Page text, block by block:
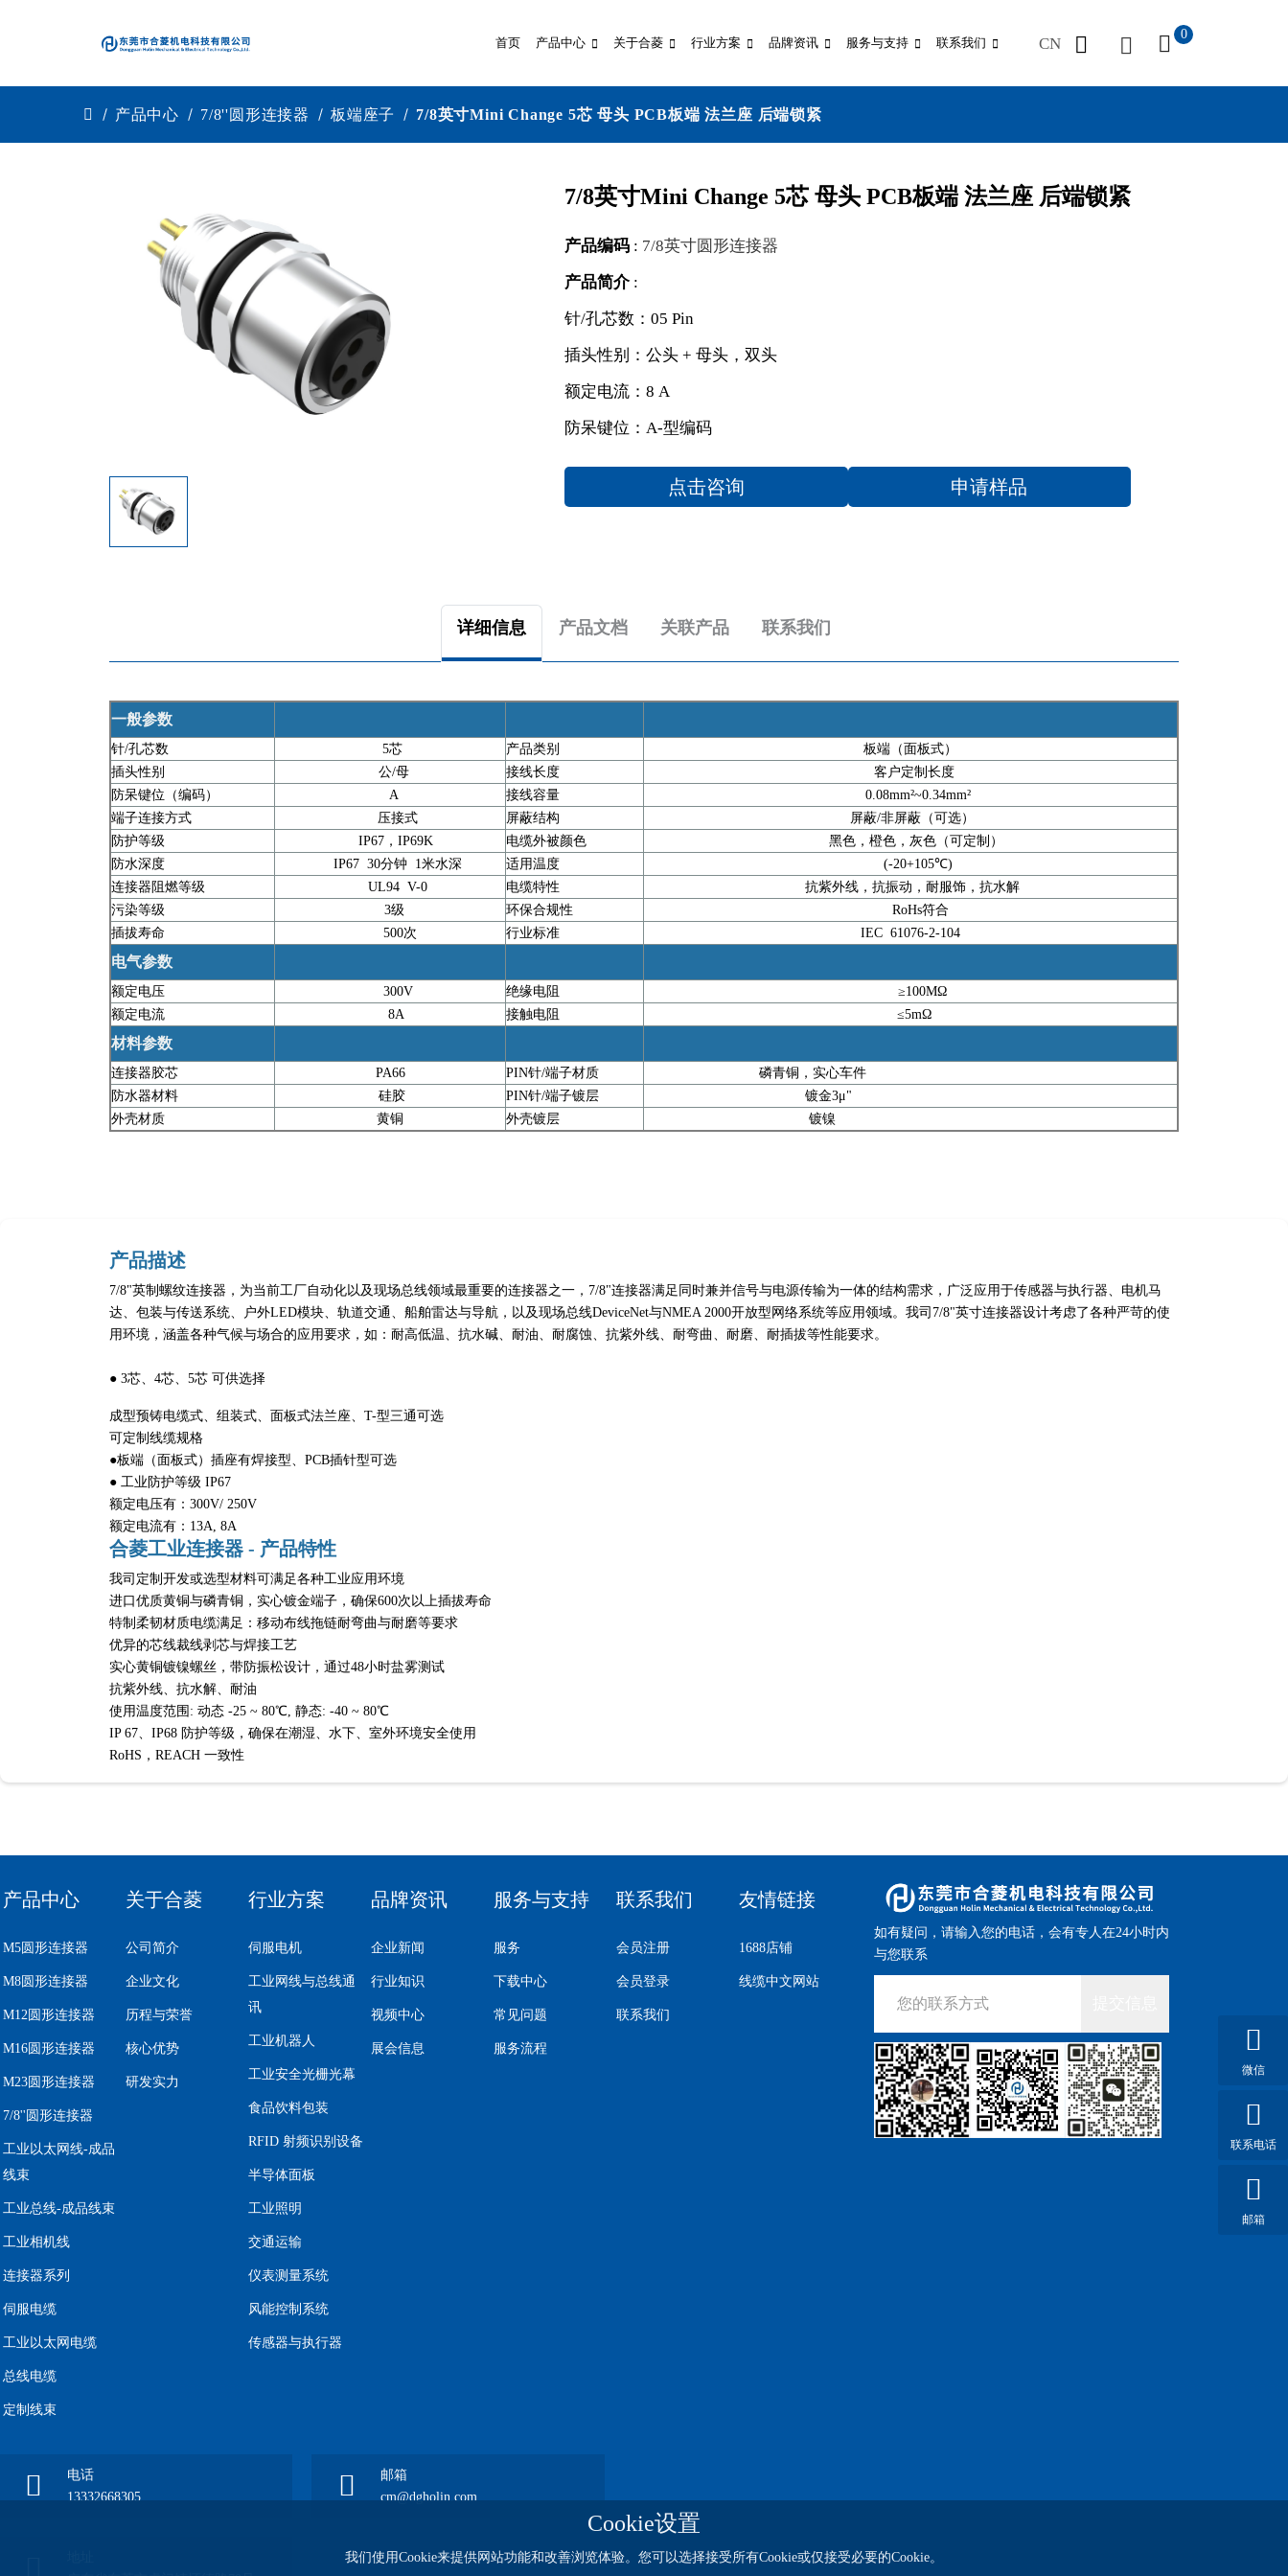
首页 产品中心 关于合菱 行业方案 品牌资讯 服务与支持 联系我们 CN
0
Cookie设置
我们使用Cookie来提供网站功能和改善浏览体验。您可以选择接受所有Cookie或仅接受必要的Cookie。
产品中心 7/8''圆形连接器 板端座子 7/8英寸Mini Change 5芯 母头 PCB板端 法兰座 后端锁紧
7/8英寸Mini Change 5芯 母头 PCB板端 法兰座 后端锁紧
产品编码 : 7/8英寸圆形连接器
产品简介:
针/孔芯数：05 Pin
插头性别：公头 + 母头，双头
额定电流：8 A
防呆键位：A-型编码
点击咨询 申请样品
详细信息 产品文档 关联产品 联系我们
一般参数
针/孔芯数 5芯 产品类别
板端（面板式）
插头性别
公/母 接线长度
客户定制长度
防呆键位（编码）
A 接线容量
0.08mm²~0.34mm²
端子连接方式
压接式 屏蔽结构
屏蔽/非屏蔽（可选）
防护等级
IP67，IP69K 电缆外被颜色
黑色，橙色，灰色（可定制）
防水深度
IP67 30分钟 1米水深 适用温度
(-20+105℃)
连接器阻燃等级
UL94 V-0 电缆特性
抗紫外线，抗振动，耐服饰，抗水解
污染等级
3级 环保合规性
RoHs符合
插拔寿命
500次 行业标准 IEC 61076-2-104
电气参数
额定电压 300V 绝缘电阻
≥100MΩ
额定电流
8A 接触电阻 ≤5mΩ
材料参数
连接器胶芯 PA66 PIN针/端子材质
磷青铜，实心车件
防水器材料
硅胶 PIN针/端子镀层
镀金3μ"
外壳材质
黄铜 外壳镀层 镀镍
产品描述
7/8"英制螺纹连接器，为当前工厂自动化以及现场总线领域最重要的连接器之一，7/8"连接器满足同时兼并信号与电源传输为一体的结构需求，广泛应用于传感器与执行器、电机马
达、包装与传送系统、户外LED模块、轨道交通、船舶雷达与导航，以及现场总线DeviceNet与NMEA 2000开放型网络系统等应用领域。我司7/8"英寸连接器设计考虑了各种严苛的使
用环境，涵盖各种气候与场合的应用要求，如：耐高低温、抗水碱、耐油、耐腐蚀、抗紫外线、耐弯曲、耐磨、耐插拔等性能要求。
● 3芯、4芯、5芯 可供选择
成型预铸电缆式、组装式、面板式法兰座、T-型三通可选
可定制线缆规格
●板端（面板式）插座有焊接型、PCB插针型可选
● 工业防护等级 IP67
额定电压有：300V/ 250V
额定电流有：13A, 8A
合菱工业连接器 - 产品特性
我司定制开发或选型材料可满足各种工业应用环境
进口优质黄铜与磷青铜，实心镀金端子，确保600次以上插拔寿命
特制柔韧材质电缆满足：移动布线拖链耐弯曲与耐磨等要求
优异的芯线裁线剥芯与焊接工艺
实心黄铜镀镍螺丝，带防振松设计，通过48小时盐雾测试
抗紫外线、抗水解、耐油
使用温度范围: 动态 -25 ~ 80℃, 静态: -40 ~ 80℃
IP 67、IP68 防护等级，确保在潮湿、水下、室外环境安全使用
RoHS，REACH 一致性
微信
联系电话
邮箱
产品中心
M5圆形连接器
M8圆形连接器
M12圆形连接器
M16圆形连接器
M23圆形连接器
7/8''圆形连接器
工业以太网线-成品
线束
工业总线-成品线束
工业相机线
连接器系列
伺服电缆
工业以太网电缆
总线电缆
定制线束
关于合菱
公司简介
企业文化
历程与荣誉
核心优势
研发实力
行业方案
伺服电机
工业网线与总线通
讯
工业机器人
工业安全光栅光幕
食品饮料包装
RFID 射频识别设备
半导体面板
工业照明
交通运输
仪表测量系统
风能控制系统
传感器与执行器
品牌资讯
企业新闻
行业知识
视频中心
展会信息
服务与支持
服务
下载中心
常见问题
服务流程
联系我们
会员注册
会员登录
联系我们
友情链接
1688店铺
线缆中文网站
电话
13332668305
邮箱
cm@dgholin.com
如有疑问，请输入您的电话，会有专人在24小时内
与您联系